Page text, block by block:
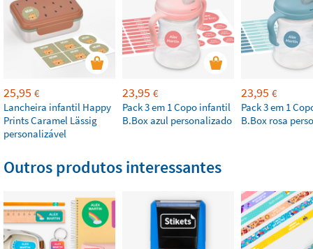
25,95 €
Lancheira infantil Happy
Prints Caramel Lässig
personalizável
23,95 €
Pack 3 em 1 Copo infantil
B.Box azul personalizado
23,95 €
Pack 3 em 1
B.Box rosa
Outros produtos interessantes